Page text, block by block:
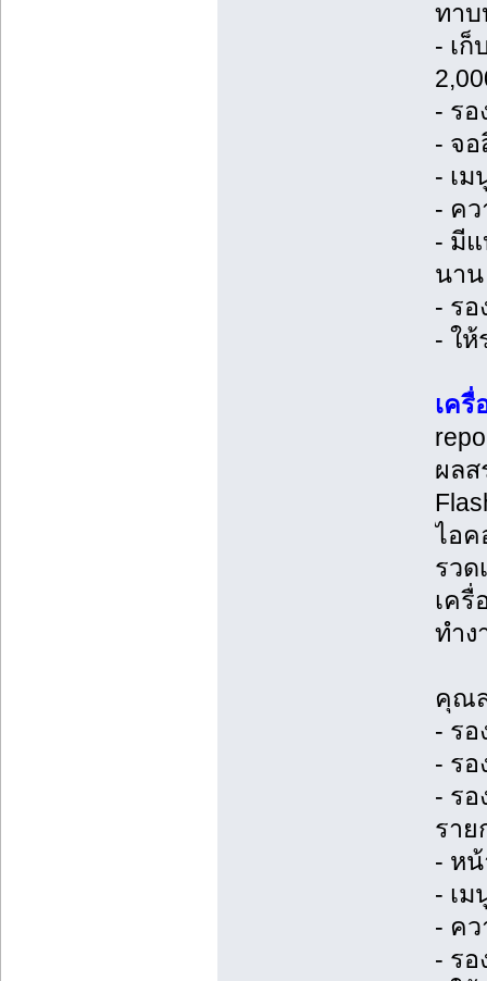
ทาบ
- เก็
- รอ
- จ
- เ
- ค
- มี
นาน
- ร
- ให้
เค
ผลส
ไอค
รวด
เค
ทำง
คุณส
- ร
- ร
- ร
ราย
- ห
- เ
- ค
- รอ